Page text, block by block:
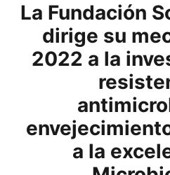
La Fundación
dirige su
2022 a la
a la